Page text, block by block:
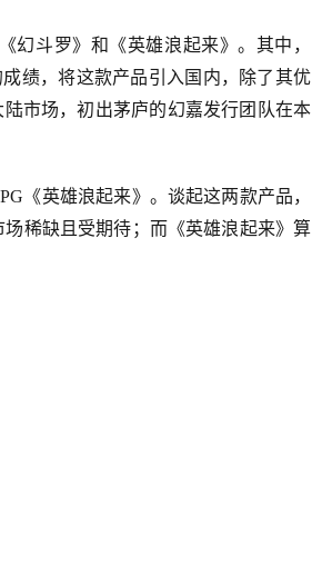
幻斗罗》和《英雄浪起来》。其中，
成绩，将这款产品引入国内，除了其优
市场，初出茅庐的幻嘉发行团队在本
《英雄浪起来》。谈起这两款产品，
稀缺且受期待；而《英雄浪起来》算